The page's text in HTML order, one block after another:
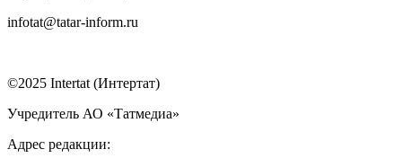
infotat@tatar-inform.ru
©2025 Intertat (Интертат)
Учредитель АО «Татмедиа»
Адрес редакции: